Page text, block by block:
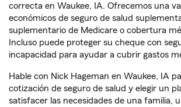
correcta en Waukee, IA. Ofrecemos una
económicos de seguro de salud
suplementario de Medicare o cobertura
Incluso puede proteger su cheque con
incapacidad para ayudar a cubrir gastos
Hable con Nick Hageman en Waukee, IA
cotización de seguro de salud y elegir un
satisfacer las necesidades de una familia,